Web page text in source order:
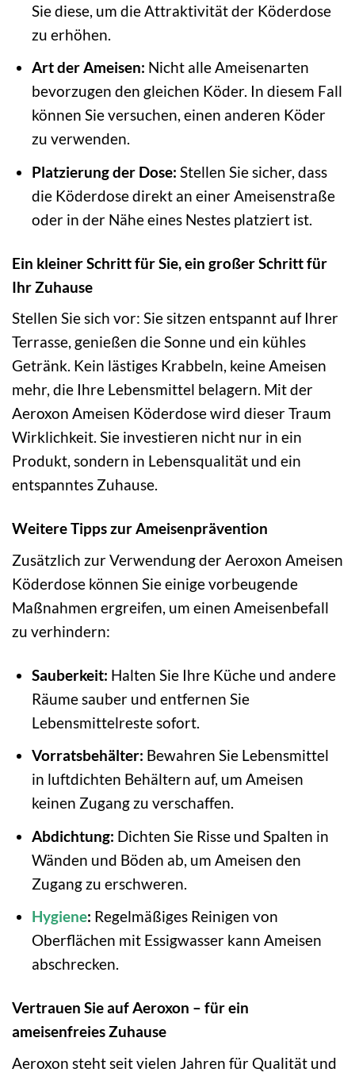
Sie diese, um die Attraktivität der Köderdose
zu erhöhen.
Art der Ameisen: Nicht alle Ameisenarten
bevorzugen den gleichen Köder. In diesem Fall
können Sie versuchen, einen anderen Köder
zu verwenden.
Platzierung der Dose: Stellen Sie sicher, dass
die Köderdose direkt an einer Ameisenstraße
oder in der Nähe eines Nestes platziert ist.
Ein kleiner Schritt für Sie, ein großer Schritt für
Ihr Zuhause
Stellen Sie sich vor: Sie sitzen entspannt auf Ihrer
Terrasse, genießen die Sonne und ein kühles
Getränk. Kein lästiges Krabbeln, keine Ameisen
mehr, die Ihre Lebensmittel belagern. Mit der
Aeroxon Ameisen Köderdose wird dieser Traum
Wirklichkeit. Sie investieren nicht nur in ein
Produkt, sondern in Lebensqualität und ein
entspanntes Zuhause.
Weitere Tipps zur Ameisenprävention
Zusätzlich zur Verwendung der Aeroxon Ameisen
Köderdose können Sie einige vorbeugende
Maßnahmen ergreifen, um einen Ameisenbefall
zu verhindern:
Sauberkeit: Halten Sie Ihre Küche und andere
Räume sauber und entfernen Sie
Lebensmittelreste sofort.
Vorratsbehälter: Bewahren Sie Lebensmittel
in luftdichten Behältern auf, um Ameisen
keinen Zugang zu verschaffen.
Abdichtung: Dichten Sie Risse und Spalten in
Wänden und Böden ab, um Ameisen den
Zugang zu erschweren.
Hygiene: Regelmäßiges Reinigen von
Oberflächen mit Essigwasser kann Ameisen
abschrecken.
Vertrauen Sie auf Aeroxon – für ein
ameisenfreies Zuhause
Aeroxon steht seit vielen Jahren für Qualität und